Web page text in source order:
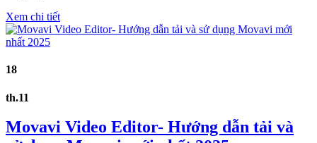
Xem chi tiết
18
th.11
Movavi Video Editor- Hướng dẫn tải và